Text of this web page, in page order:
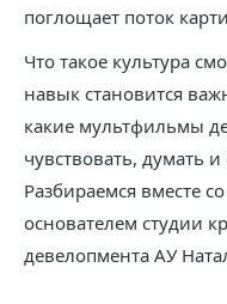
поглощает поток
Что такое культура
навык становится
какие мультфильмы
чувствовать, думать
Разбираемся вместе
основателем студии
девелопмента АУ